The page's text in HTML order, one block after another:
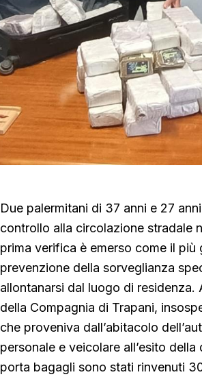
Due palermitani di 37 anni e 27
controllo alla circolazione stradale
prima verifica è emerso come il
prevenzione della sorveglianza
allontanarsi dal luogo di
della Compagnia di Trapani,
che proveniva dall’abitacolo
personale e veicolare all’esito
porta bagagli sono stati rinvenuti